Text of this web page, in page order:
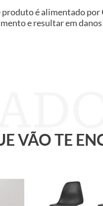
é alimentado por
e resultar em
VÃO TE